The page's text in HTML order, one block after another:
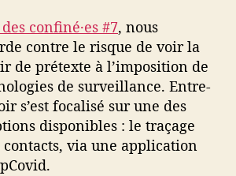
p
C
o
v
i
d
s
o
confiné·es #7, nous
contre le risque de voir la
de prétexte à l’imposition de
de surveillance. Entre-
s’est focalisé sur une des
disponibles : le traçage
contacts, via une application